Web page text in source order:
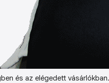
és az elégedett